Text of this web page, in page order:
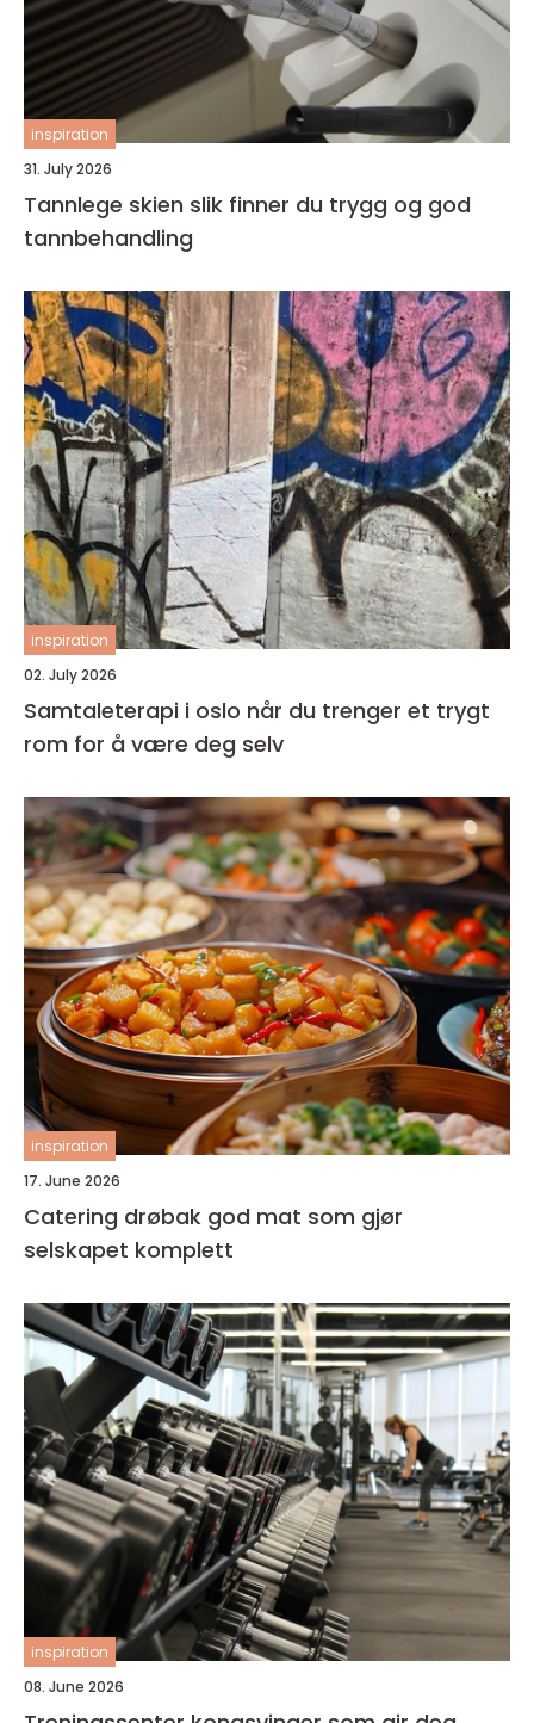
inspiration
31. July 2026
Tannlege skien slik finner du trygg og god
tannbehandling
inspiration
02. July 2026
Samtaleterapi i oslo når du trenger et trygt
rom for å være deg selv
inspiration
17. June 2026
Catering drøbak god mat som gjør
selskapet komplett
inspiration
08. June 2026